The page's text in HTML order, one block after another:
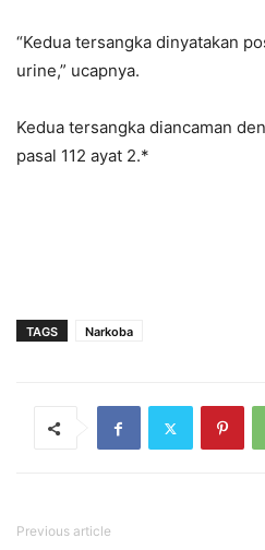
“Kedua tersangka dinyatakan
urine,” ucapnya.
Kedua tersangka diancaman
pasal 112 ayat 2.*
TAGS Narkoba
Previous article